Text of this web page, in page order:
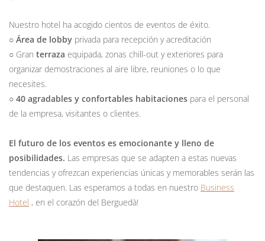
Nuestro hotel ha acogido cientos de eventos de éxito.
○ Área de lobby privada para recepción y acreditación
○ Gran terraza equipada, zonas chill-out y exteriores para
organizar demostraciones al aire libre, reuniones o lo que
necesites.
○ 40 agradables y confortables habitaciones para el personal
de la empresa, visitantes o clientes.
El futuro de los eventos es emocionante y lleno de
posibilidades. Las empresas que se adapten a estas nuevas
tendencias y ofrezcan experiencias únicas y memorables serán las
que destaquen. Las esperamos a todas en nuestro Business
Hotel , en el corazón del Berguedà!